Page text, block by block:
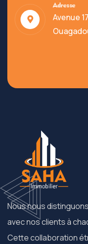
Adresse
Avenue
Nous nous
avec nos clients à
Cette collaboration